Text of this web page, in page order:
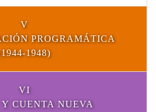
V
PROGRAMÁTICA
1948)
VI
Y CUENTA NUEVA